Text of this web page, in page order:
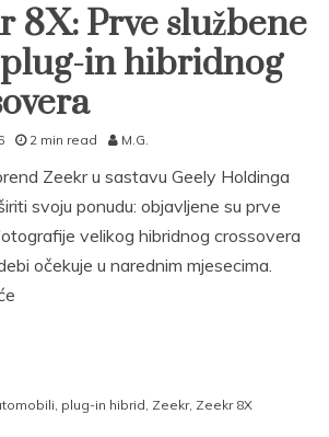
8X: Prve službene
in hibridnog
2 min read M.G.
Zeekr u sastavu Geely Holdinga
svoju ponudu: objavljene su prve
velikog hibridnog crossovera
očekuje u narednim mjesecima.
plug-in hibrid Zeekr, Zeekr 8X